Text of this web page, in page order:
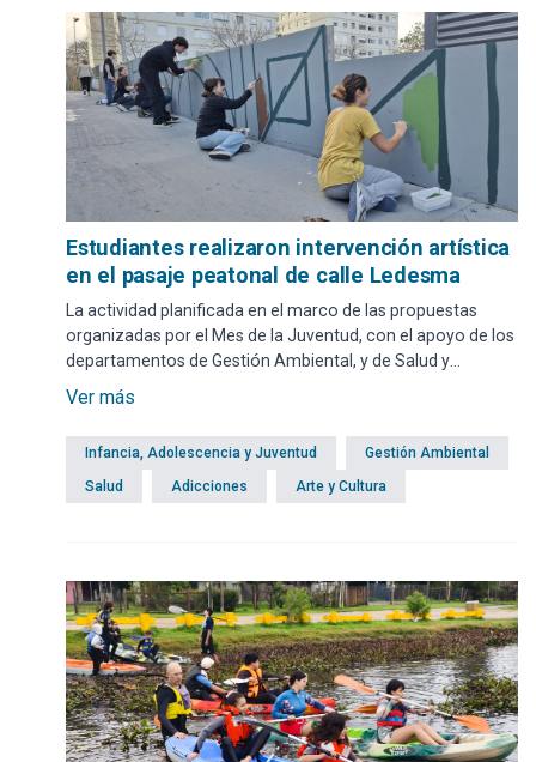
Estudiantes realizaron intervención artística
en el pasaje peatonal de calle Ledesma
La actividad planificada en el marco de las propuestas
organizadas por el Mes de la Juventud, con el apoyo de los
departamentos de Gestión Ambiental, y de Salud y
Adicciones; reunió a alumnos de sexto año del bachillerato
Maldonado.
Ver más
Infancia, Adolescencia y Juventud
Gestión Ambiental
Salud
Adicciones Arte y Cultura